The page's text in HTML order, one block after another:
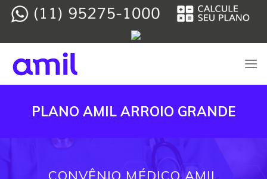
Skip
PLANO AMIL ARROIO GRANDE
CONVÊNIO MÉDICO AMIL